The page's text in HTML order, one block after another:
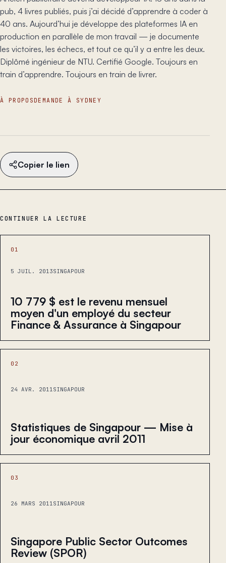
pub, 4 livres publiés, puis j’ai décidé d’apprendre à coder à
40 ans. Aujourd’hui je développe des plateformes IA en
production en parallèle de mon travail — je documente
les victoires, les échecs, et tout ce qu’il y a entre les deux.
Diplômé ingénieur de NTU. Certifié Google. Toujours en
train d’apprendre. Toujours en train de livrer.
À PROPOS DEMANDE À SYDNEY
Copier le lien
CONTINUER LA LECTURE
01
5 JUIL. 2013SINGAPOUR
10 779 $ est le revenu mensuel
moyen d'un employé du secteur
Finance & Assurance à Singapour
02
24 AVR. 2011 SINGAPOUR
Statistiques de Singapour — Mise à
jour économique avril 2011
03
26 MARS 2011 SINGAPOUR
Singapore Public Sector Outcomes
Review (SPOR)